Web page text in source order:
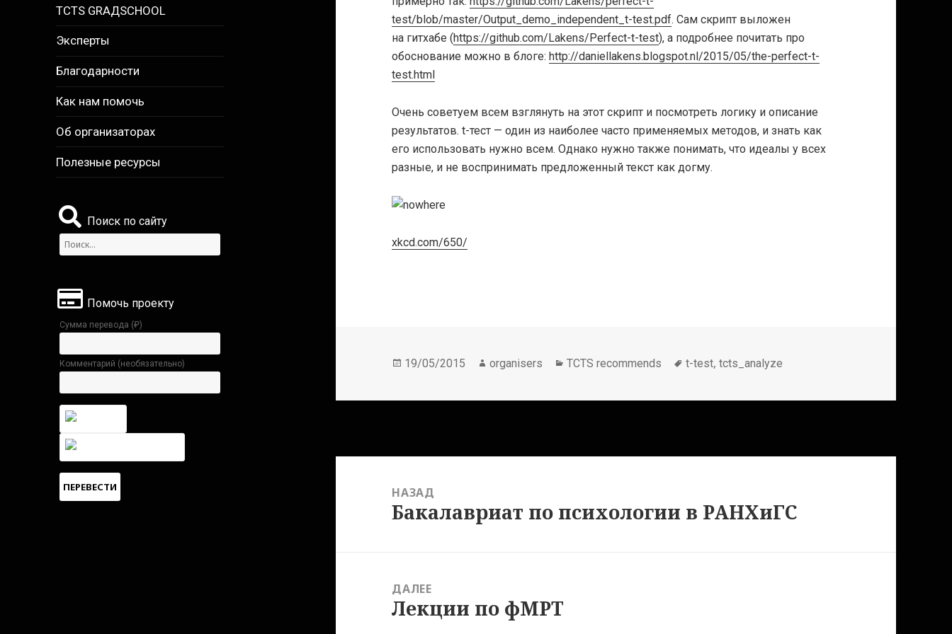
TCTS GRАДSCHOOL
Эксперты
Благодарности
Как нам помочь
Об организаторах
Полезные ресурсы
Поиск по сайту
Найти:
Помочь проекту
Сумма перевода (₽)
Комментарий (необязательно)
test/blob/master/Output_demo_independent_t-test.pdf. Сам скрипт выложен
на гитхабе (https://github.com/Lakens/Perfect-t-test), а подробнее почитать про
обоснование можно в блоге:http://daniellakens.blogspot.nl/2015/05/the-perfect-t-
test.html
Очень советуем всем взглянуть на этот скрипт и посмотреть логику и описание
результатов. t-тест — один из наиболее часто применяемых методов, и знать как
его использовать нужно всем. Однако нужно также понимать, что идеалы у всех
разные, и не воспринимать предложенный текст как догму.
xkcd.com/650/
Опубликовано
19/05/2015 Автор
organisers Рубрики
TCTS recommends Метки
t-test,tcts_analyze
НАЗАД
Предыдущая
Бакалавриат по психологии в РАНХиГС
ДАЛЕЕ
Следующая
Лекции по фМРТ